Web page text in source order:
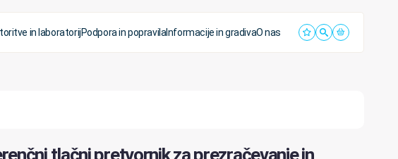
in laboratorijPodpora in popravilaInformacije in gradivaO nas
tlačni pretvornik za prezračevanje in